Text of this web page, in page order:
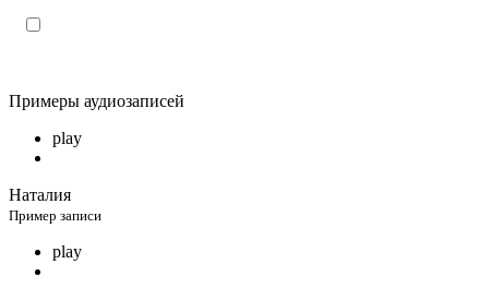
Примеры аудиозаписей
play
Наталия
Пример записи
play